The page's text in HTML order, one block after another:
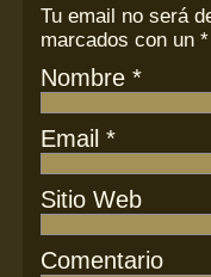
Tu email noserá
marcados con un *
Nombre *
Email *
Sitio Web
Comentario